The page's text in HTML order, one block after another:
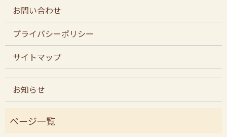
お問い合わせ
プライバシーポリシー
サイトマップ
お知らせ